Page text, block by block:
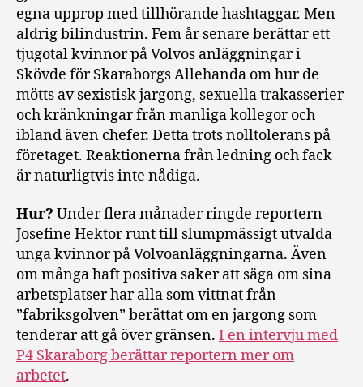
egna upprop med tillhörande hashtaggar. Men
aldrig bilindustrin. Fem år senare berättar ett
tjugotal kvinnor på Volvos anläggningar i
Skövde för Skaraborgs Allehanda om hur de
mötts av sexistisk jargong, sexuella trakasserier
och kränkningar från manliga kollegor och
ibland även chefer. Detta trots nolltolerans på
företaget. Reaktionerna från ledning och fack
är naturligtvis inte nådiga.
Hur? Under flera månader ringde reportern
Josefine Hektor runt till slumpmässigt utvalda
unga kvinnor på Volvoanläggningarna. Även
om många haft positiva saker att säga om sina
arbetsplatser har alla som vittnat från
”fabriksgolven” berättat om en jargong som
tenderar att gå över gränsen. I en intervju med
P4 Skaraborg berättar reportern mer om
arbetet.